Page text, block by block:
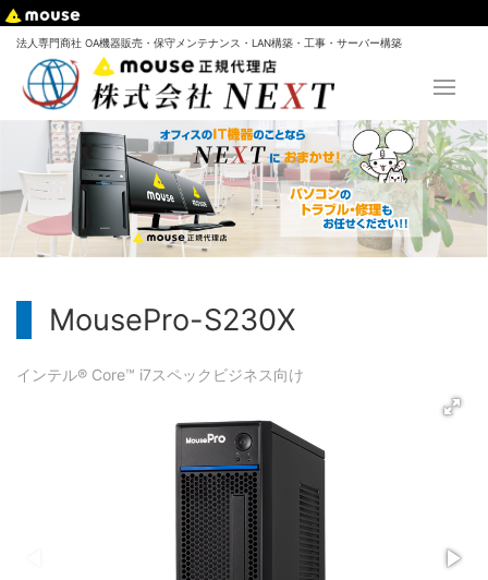
法人専門商社 OA機器販売・保守メンテナンス・LAN構築・工事・サーバー構築
MousePro-S230X
インテル® Core™ i7スペック ビジネス向け